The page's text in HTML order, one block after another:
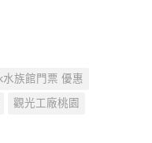
水族館門票 優惠
觀光工廠桃園